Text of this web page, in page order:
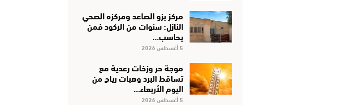
مركز بزو الصاعد ومركزه الصحي
النازل: سنوات من الركود فمن
يحاسب…
5 أغسطس 2026
موجة حر وزخات رعدية مع
تساقط البرد وهبات رياح من
اليوم الأربعاء…
5 أغسطس 2026